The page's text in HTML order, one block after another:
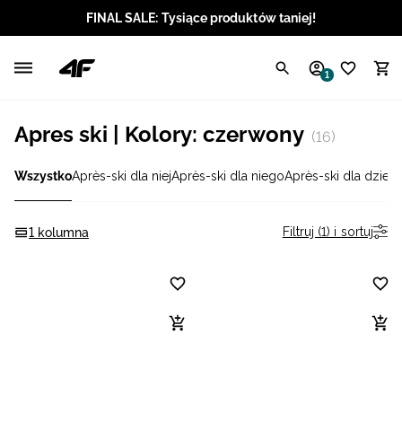
FINAL SALE: Tysiące produktów taniej!
1
Apres ski | Kolory: czerwony (16)
WszystkoAprès-ski dla niejAprès-ski dla niegoAprès-ski dla
1 kolumna Filtruj (1) i sortuj
Angielski / USD
Angielski / GBP
Chorwacki / EUR